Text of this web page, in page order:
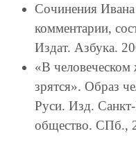
Сочинения
комментарии,
Издат. Азбука.
«В человеческом
зрятся». Образ
Руси. Изд.
общество. СПб.,